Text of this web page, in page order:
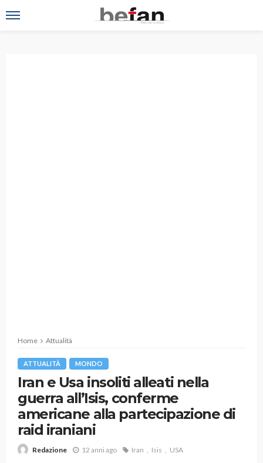
Home Attualità
ATTUALITÀ MONDO
Iran e Usa insoliti alleati nella
guerra all’Isis, conferme
americane alla partecipazione di
raid iraniani
Redazione 12 anni ago Iran Isis USA